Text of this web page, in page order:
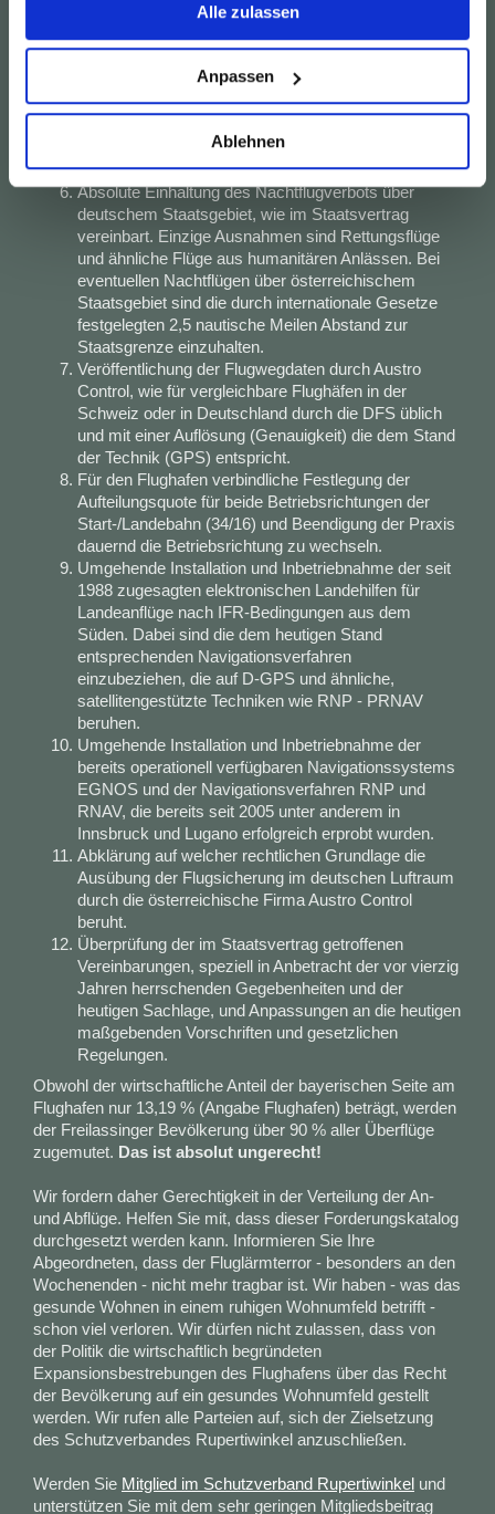
Alle zulassen
Anpassen
Ablehnen
die Forderung nach einer
Umweltverträglichkeitsprüfung (UVP) geprüft. Sollte
Bedenken der bayerischen Seite beachtet werden.
Die oftmals zitierten wirtschaftlichen Vorteile sind
wirtschaftlichen Nachteilen Bayerns in Relation zu
setzen.
Absolute Einhaltung des Nachtflugverbots über
deutschem Staatsgebiet, wie im Staatsvertrag
vereinbart. Einzige Ausnahmen sind Rettungsflüge
und ähnliche Flüge aus humanitären Anlässen. Bei
eventuellen Nachtflügen über österreichischem
Staatsgebiet sind die durch internationale Gesetze
festgelegten 2,5 nautische Meilen Abstand zur
Staatsgrenze einzuhalten.
Veröffentlichung der Flugwegdaten durch Austro
Control, wie für vergleichbare Flughäfen in der
Schweiz oder in Deutschland durch die DFS üblich
und mit einer Auflösung (Genauigkeit) die dem Stand
der Technik (GPS) entspricht.
Für den Flughafen verbindliche Festlegung der
Aufteilungsquote für beide Betriebsrichtungen der
Start-/Landebahn (34/16) und Beendigung der Praxis
dauernd die Betriebsrichtung zu wechseln.
Umgehende Installation und Inbetriebnahme der seit
1988 zugesagten elektronischen Landehilfen für
Landeanflüge nach IFR-Bedingungen aus dem
Süden. Dabei sind die dem heutigen Stand
entsprechenden Navigationsverfahren
einzubeziehen, die auf D-GPS und ähnliche,
satellitengestützte Techniken wie RNP - PRNAV
beruhen.
Umgehende Installation und Inbetriebnahme der
bereits operationell verfügbaren Navigationssystems
EGNOS und der Navigationsverfahren RNP und
RNAV, die bereits seit 2005 unter anderem in
Innsbruck und Lugano erfolgreich erprobt wurden.
Abklärung auf welcher rechtlichen Grundlage die
Ausübung der Flugsicherung im deutschen Luftraum
durch die österreichische Firma Austro Control
beruht.
Überprüfung der im Staatsvertrag getroffenen
Vereinbarungen, speziell in Anbetracht der vor vierzig
Jahren herrschenden Gegebenheiten und der
heutigen Sachlage, und Anpassungen an die heutigen
maßgebenden Vorschriften und gesetzlichen
Regelungen.
Obwohl der wirtschaftliche Anteil der bayerischen Seite am
Flughafen nur 13,19 % (Angabe Flughafen) beträgt, werden
der Freilassinger Bevölkerung über 90 % aller Überflüge
zugemutet. Das ist absolut ungerecht!
Wir fordern daher Gerechtigkeit in der Verteilung der An-
und Abflüge. Helfen Sie mit, dass dieser Forderungskatalog
durchgesetzt werden kann. Informieren Sie Ihre
Abgeordneten, dass der Fluglärmterror - besonders an den
Wochenenden - nicht mehr tragbar ist. Wir haben - was das
gesunde Wohnen in einem ruhigen Wohnumfeld betrifft -
schon viel verloren. Wir dürfen nicht zulassen, dass von
der Politik die wirtschaftlich begründeten
Expansionsbestrebungen des Flughafens über das Recht
der Bevölkerung auf ein gesundes Wohnumfeld gestellt
werden. Wir rufen alle Parteien auf, sich der Zielsetzung
des Schutzverbandes Rupertiwinkel anzuschließen.
Werden Sie Mitglied im Schutzverband Rupertiwinkel und
unterstützen Sie mit dem sehr geringen Mitgliedsbeitrag